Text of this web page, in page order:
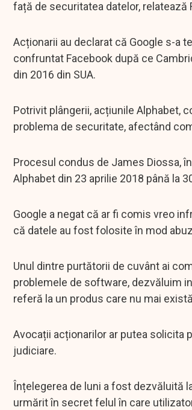
față de securitatea datelor, relatează
Acționarii au declarat că Google s-a
confruntat Facebook după ce
din 2016 din SUA.
Potrivit plângerii, acțiunile Alphabet,
problema de securitate, afectând
Procesul condus de James Diossa,
Alphabet din 23 aprilie 2018 până la
Google a negat că ar fi comis vreo
că datele au fost folosite în mod
Unul dintre purtătorii de cuvânt ai
problemele de software, dezvăluim
referă la un produs care nu mai
Avocații acționarilor ar putea solicita
judiciare.
Înțelegerea de luni a fost dezvăluită
urmărit în secret felul în care